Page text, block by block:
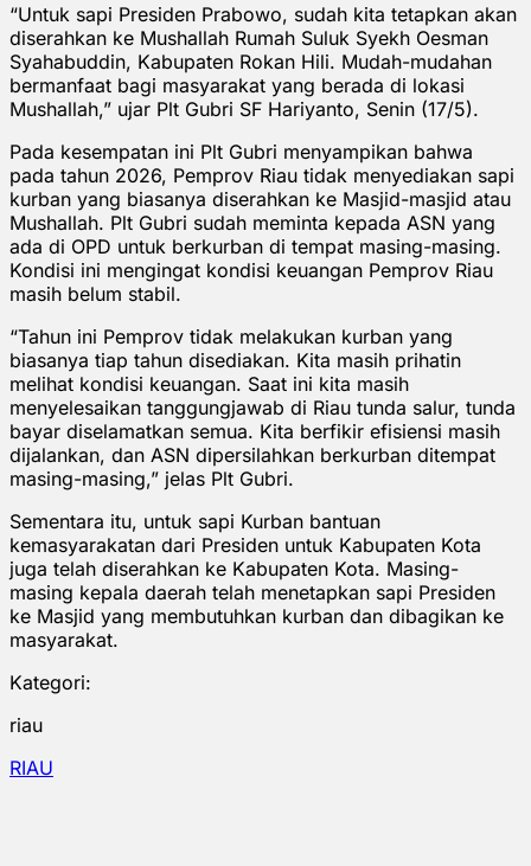
“Untuk sapi Presiden Prabowo, sudah kita tetapkan akan
diserahkan ke Mushallah Rumah Suluk Syekh Oesman
Syahabuddin, Kabupaten Rokan Hili. Mudah-mudahan
bermanfaat bagi masyarakat yang berada di lokasi
Mushallah,” ujar Plt Gubri SF Hariyanto, Senin (17/5).
Pada kesempatan ini Plt Gubri menyampikan bahwa
pada tahun 2026, Pemprov Riau tidak menyediakan sapi
kurban yang biasanya diserahkan ke Masjid-masjid atau
Mushallah. Plt Gubri sudah meminta kepada ASN yang
ada di OPD untuk berkurban di tempat masing-masing.
Kondisi ini mengingat kondisi keuangan Pemprov Riau
masih belum stabil.
“Tahun ini Pemprov tidak melakukan kurban yang
biasanya tiap tahun disediakan. Kita masih prihatin
melihat kondisi keuangan. Saat ini kita masih
menyelesaikan tanggungjawab di Riau tunda salur, tunda
bayar diselamatkan semua. Kita berfikir efisiensi masih
dijalankan, dan ASN dipersilahkan berkurban ditempat
masing-masing,” jelas Plt Gubri.
Sementara itu, untuk sapi Kurban bantuan
kemasyarakatan dari Presiden untuk Kabupaten Kota
juga telah diserahkan ke Kabupaten Kota. Masing-
masing kepala daerah telah menetapkan sapi Presiden
ke Masjid yang membutuhkan kurban dan dibagikan ke
masyarakat.
Kategori:
riau
RIAU